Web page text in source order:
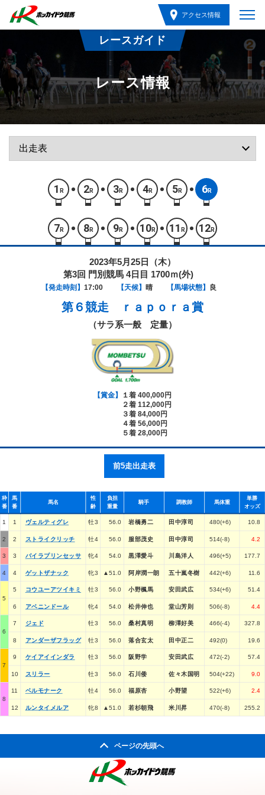
アクセス情報
レースガイド
レース情報
1 R 2R 3R 4R 5R 6R
7 R 8R 9R 10R 11 R 12R
2023年5月25日（木）
第3回 門別競馬 4日目 1700ｍ(外)
【発走時刻】 17:00 【天候】 晴 【馬場状態】 良
第６競走 ｒａｐｏｒａ賞
（サラ系一般 定量）
【賞金】
１着 400,000円
２着 112,000円
３着 84,000円
４着 56,000円
５着 28,000円
前5走出走表
枠
番
馬
番
馬名
性
齢
負担
重量
騎手 調教師 馬体重
単勝
オッズ
1 1 ヴェルティグレ 牡3 56.0 岩橋勇二 田中淳司 480(+6) 10.8
2 2 ストライクリッチ 牡4 56.0 服部茂史 田中淳司 514(-8) 4.2
3 3 バイラプリンセッサ 牝4 54.0 黒澤愛斗 川島洋人 496(+5) 177.7
4 4 ゲットザナック 牝3 ▲51.0 阿岸潤一朗 五十嵐冬樹 442(+6) 11.6
5
5 コウユーアツイキミ 牡3 56.0 小野楓馬 安田武広 534(+6) 51.4
6 アベニンドール 牝4 54.0 松井伸也 堂山芳則 506(-8) 4.4
6
7 ジェド 牡3 56.0 桑村真明 柳澤好美 466(-4) 327.8
8 アンダーザフラッグ 牡3 56.0 落合玄太 田中正二 492(0) 19.6
7
9 ケイアイインダラ 牡3 56.0 阪野学 安田武広 472(-2) 57.4
10 スリラー 牡3 56.0 石川倭 佐々木国明 504(+22) 9.0
8
11 ベルモナーク 牡4 56.0 福原杏 小野望 522(+6) 2.4
12 ルンタイメルア 牝8 ▲51.0 若杉朝飛 米川昇 470(-8) 255.2
ページの先頭へ